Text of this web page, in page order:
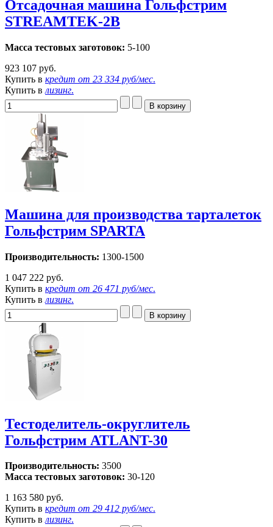
Отсадочная машина Гольфстрим
STREAMTEK-2B
Масса тестовых заготовок: 5-100
923 107 руб.
Купить в кредит от 23 334 руб/мес.
Купить в лизинг.
Машина для производства тарталеток
Гольфстрим SPARTA
Производительность: 1300-1500
1 047 222 руб.
Купить в кредит от 26 471 руб/мес.
Купить в лизинг.
Тестоделитель-округлитель
Гольфстрим ATLANT-30
Производительность: 3500
Масса тестовых заготовок: 30-120
1 163 580 руб.
Купить в кредит от 29 412 руб/мес.
Купить влизинг.